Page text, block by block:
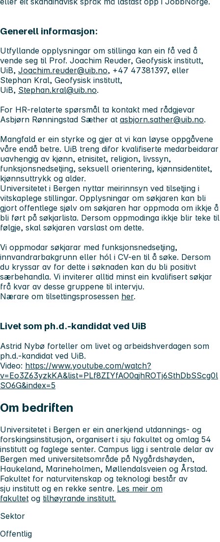
Generell informasjon:
Utfyllande opplysningar om stillinga kan ein få ved å
vende seg til Prof. Joachim Reuder, Geofysisk institutt,
UiB, Joachim.reuder@uib.no, +47 47381397, eller
Stephan Kral, Geofysisk institutt,
UiB, Stephan.kral@uib.no.
For HR-relaterte spørsmål ta kontakt med rådgjevar
Asbjørn Rønningstad Sæther at asbjorn.sather@uib.no.
Mangfald er ein styrke og gjer at vi kan løyse oppgåvene
våre endå betre. UiB treng difor kvalifiserte medarbeidarar
uavhengig av kjønn, etnisitet, religion, livssyn,
funksjonsnedsetjing, seksuell orientering, kjønnsidentitet,
kjønnsuttrykk og alder.
Universitetet i Bergen nyttar meirinnsyn ved tilsetjing i
vitskaplege stillingar. Opplysningar om søkjaren kan bli
gjort offentlege sjølv om søkjaren har oppmoda om ikkje å
bli ført på søkjarlista. Dersom oppmodinga ikkje blir teke til
følgje, skal søkjaren varslast om dette.
Vi oppmodar søkjarar med funksjonsnedsetjing,
innvandrarbakgrunn eller hól i CV-en til å søke. Dersom
du kryssar av for dette i søknaden kan du bli positivt
særbehandla. Vi inviterer alltid minst ein kvalifisert søkjar
frå kvar av desse gruppene til intervju.
Nærare om tilsettingsprosessen her.
Livet som ph.d.-kandidat ved UiB
Astrid Nybø forteller om livet og arbeidshverdagen som
ph.d.-kandidat ved UiB.
Video: https://www.youtube.com/watch?
v=Eo3Z63yzkKA&list=PLf8ZIYfAO0qjhROTj6SthDbSScg0l
SO6G&index=5
Om bedriften
Universitetet i Bergen er ein anerkjend utdannings- og
forskingsinstitusjon, organisert i sju fakultet og omlag 54
institutt og faglege senter. Campus ligg i sentrale delar av
Bergen med universitetsområde på Nygårdshøyden,
Haukeland, Marineholmen, Møllendalsveien og Årstad.
Fakultet for naturvitenskap og teknologi består av
sju institutt og en rekke sentre. Les meir om
fakultet og tilhøyrande institutt.
Sektor
Offentlig